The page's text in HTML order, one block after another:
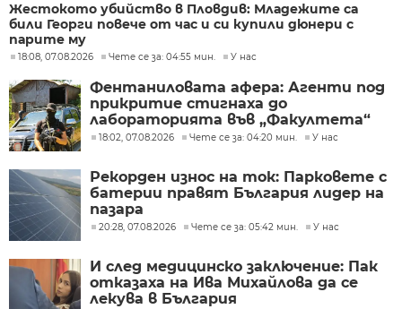
Жестокото убийство в Пловдив: Младежите са
били Георги повече от час и си купили дюнери с
парите му
18:08, 07.08.2026 Чете се за: 04:55 мин. У нас
Фентаниловата афера: Агенти под
прикритие стигнаха до
лабораторията във „Факултета“
18:02, 07.08.2026 Чете се за: 04:20 мин. У нас
Рекорден износ на ток: Парковете с
батерии правят България лидер на
пазара
20:28, 07.08.2026 Чете се за: 05:42 мин. У нас
И след медицинско заключение: Пак
отказаха на Ива Михайлова да се
лекува в България